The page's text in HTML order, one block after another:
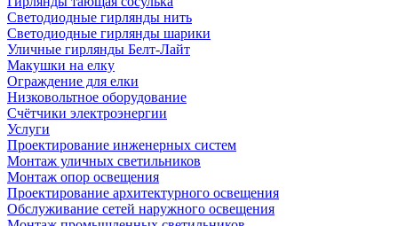
Светодиодные гирлянды нить
Светодиодные гирлянды шарики
Уличные гирлянды Белт-Лайт
Макушки на елку
Ограждение для елки
Низковольтное оборудование
Счётчики электроэнергии
Услуги
Проектирование инженерных систем
Монтаж уличных светильников
Монтаж опор освещения
Проектирование архитектурного освещения
Обслуживание сетей наружного освещения